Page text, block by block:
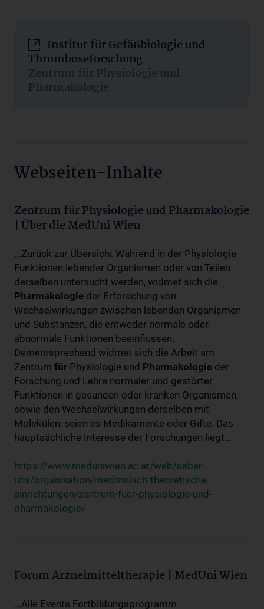
Institut für Gefäßbiologie und
Thromboseforschung
Zentrum für Physiologie und
Pharmakologie
Webseiten-Inhalte
Zentrum für Physiologie und Pharmakologie
| Über die MedUni Wien
...Zurück zur Übersicht Während in der Physiologie
Funktionen lebender Organismen oder von Teilen
derselben untersucht werden, widmet sich die
Pharmakologie der Erforschung von
Wechselwirkungen zwischen lebenden Organismen
und Substanzen, die entweder normale oder
abnormale Funktionen beeinflussen.
Dementsprechend widmet sich die Arbeit am
Zentrum für Physiologie und Pharmakologie der
Forschung und Lehre normaler und gestörter
Funktionen in gesunden oder kranken Organismen,
sowie den Wechselwirkungen derselben mit
Molekülen, seien es Medikamente oder Gifte. Das
hauptsächliche Interesse der Forschungen liegt...
https://www.meduniwien.ac.at/web/ueber-
uns/organisation/medizinisch-theoretische-
einrichtungen/zentrum-fuer-physiologie-und-
pharmakologie/
Forum Arzneimitteltherapie | MedUni Wien
...Alle Events Fortbildungsprogramm